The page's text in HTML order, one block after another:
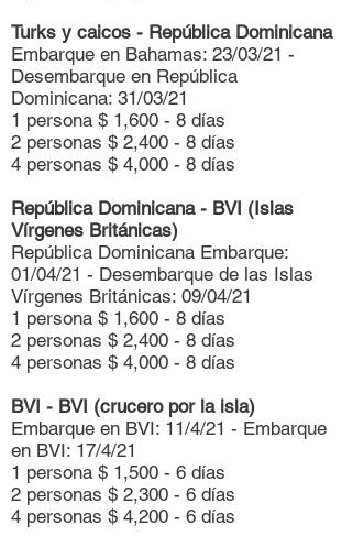
Turks y caicos - República Dominicana
Embarque en Bahamas: 23/03/21 -
Desembarque en República
Dominicana: 31/03/21
1 persona $ 1,600 - 8 días
2 personas $ 2,400 - 8 días
4 personas $ 4,000 - 8 días
República Dominicana - BVI (Islas
Vírgenes Británicas)
República Dominicana Embarque:
01/04/21 - Desembarque de las Islas
Vírgenes Británicas: 09/04/21
1 persona $ 1,600 - 8 días
2 personas $ 2,400 - 8 días
4 personas $ 4,000 - 8 días
BVI - BVI (crucero por la isla)
Embarque en BVI: 11/4/21 - Embarque
en BVI: 17/4/21
1 persona $ 1,500 - 6 días
2 personas $ 2,300 - 6 días
4 personas $ 4,200 - 6 días